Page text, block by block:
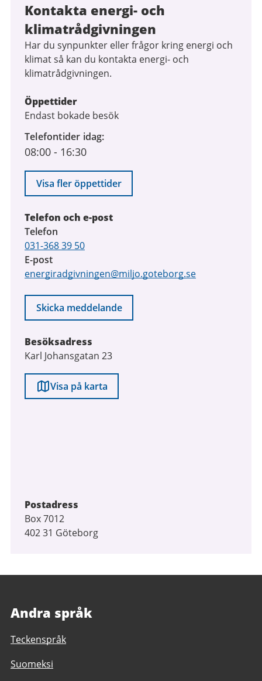
Kontakta energi- och
klimatrådgivningen
Har du synpunkter eller frågor kring energi och
klimat så kan du kontakta energi- och
klimatrådgivningen.
Öppettider
Endast bokade besök
Telefontider idag
08:00 - 16:30
Visa fler öppettider
Telefon och e-post
Telefon
031-368 39 50
E-post
energiradgivningen@miljo.goteborg.se
Skicka meddelande
Besöksadress
Karl Johansgatan 23
Visa på karta
Postadress
Box 7012
402 31 Göteborg
Andra språk
Teckenspråk
Suomeksi